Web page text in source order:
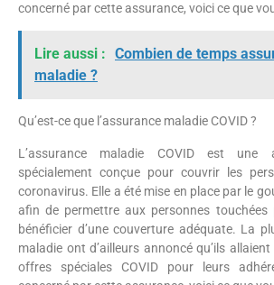
concerné par cette assurance, voici ce que
Lire aussi : Combien de temps
maladie ?
Qu’est-ce que l’assurance maladie COVID ?
L’assurance maladie COVID est une
spécialement conçue pour couvrir les
coronavirus. Elle a été mise en place par le
afin de permettre aux personnes touchées
bénéficier d’une couverture adéquate. La
maladie ont d’ailleurs annoncé qu’ils
offres spéciales COVID pour leurs